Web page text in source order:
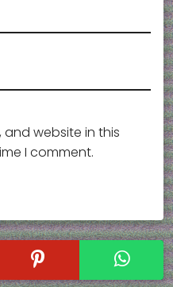
and website in this
I comment.